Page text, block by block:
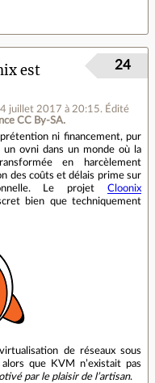
est
juillet 2017 à 20:15. Édité
CC By‑SA.
24
ni financement, pur
un ovni dans un monde où la
en harcèlement
des coûts et délais prime sur
Le projet Cloonix
bien que techniquement
de réseaux sous
que KVM n’existait pas
par le plaisir de l’artisan.